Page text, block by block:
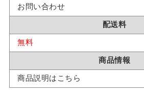
お問い合わせ
配送料
無料
商品情報
商品説明はこちら